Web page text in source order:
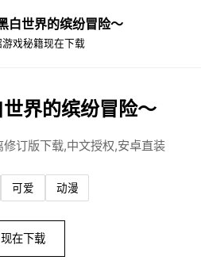
白世界的缤纷冒险～
游戏秘籍现在下载
界的缤纷冒险～
订版下载,中文授权,安卓直装
可爱 动漫
现在下载